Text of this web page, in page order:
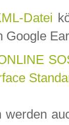
Datei
Google
werden